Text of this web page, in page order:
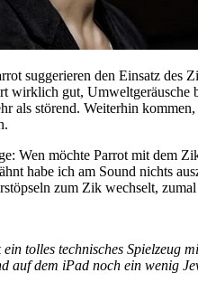
suggerieren den Einsatz
wirklich gut, Umweltgeräusche
als störend. Weiterhin
Wen möchte Parrot mit dem
habe ich am Sound nichts
zum Zik wechselt,
tolles technisches Spielzeug
auf dem iPad noch ein wenig